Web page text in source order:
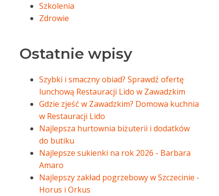
Szkolenia
Zdrowie
Ostatnie wpisy
Szybki i smaczny obiad? Sprawdź ofertę
lunchową Restauracji Lido w Zawadzkim
Gdzie zjeść w Zawadzkim? Domowa kuchnia
w Restauracji Lido
Najlepsza hurtownia biżuterii i dodatków
do butiku
Najlepsze sukienki na rok 2026 - Barbara
Amaro
Najlepszy zakład pogrzebowy w Szczecinie -
Horus i Orkus